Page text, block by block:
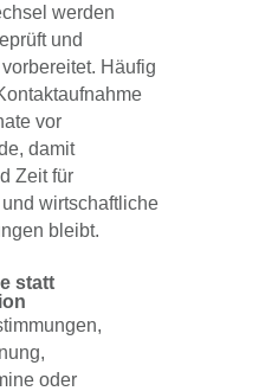
werden
und
Häufig
vor
damit
Zeit für
wirtschaftliche
bleibt.
statt
oder